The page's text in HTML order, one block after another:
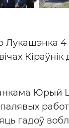
Лукашэнка
Юрый
гадоў